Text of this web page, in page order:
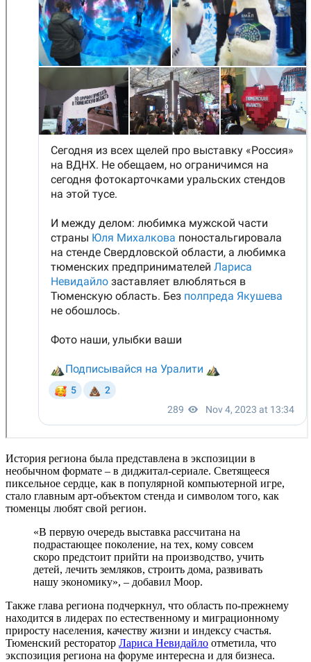
История региона была представлена в экспозиции в
необычном формате – в диджитал-сериале. Светящееся
пиксельное сердце, как в популярной компьютерной игре,
стало главным арт-объектом стенда и символом того, как
тюменцы любят свой регион.
«В первую очередь выставка рассчитана на
подрастающее поколение, на тех, кому совсем
скоро предстоит прийти на производство, учить
детей, лечить земляков, строить дома, развивать
нашу экономику», – добавил Моор.
Также глава региона подчеркнул, что область по-прежнему
находится в лидерах по естественному и миграционному
приросту населения, качеству жизни и индексу счастья.
Тюменский ресторатор Лариса Невидайло отметила, что
экспозиция региона на форуме интересна и для бизнеса.